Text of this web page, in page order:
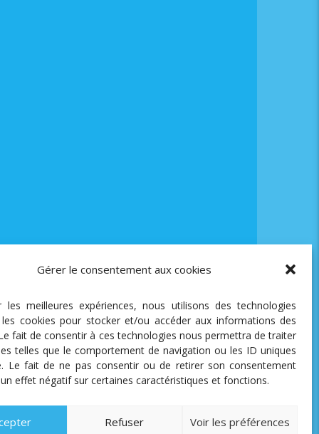
Gérer le consentement aux cookies
les meilleures expériences, nous utilisons des technologies
cookies pour stocker et/ou accéder aux informations des
fait de consentir à ces technologies nous permettra de traiter
telles que le comportement de navigation ou les ID uniques
Le fait de ne pas consentir ou de retirer son consentement
effet négatif sur certaines caractéristiques et fonctions.
Refuser Voir les préférences